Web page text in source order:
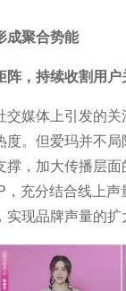
成聚合势能
阵，持续收割用户
交媒体上引发的
度。但爱玛并不局
撑，加大传播层
，充分结合线上声
现品牌声量的扩